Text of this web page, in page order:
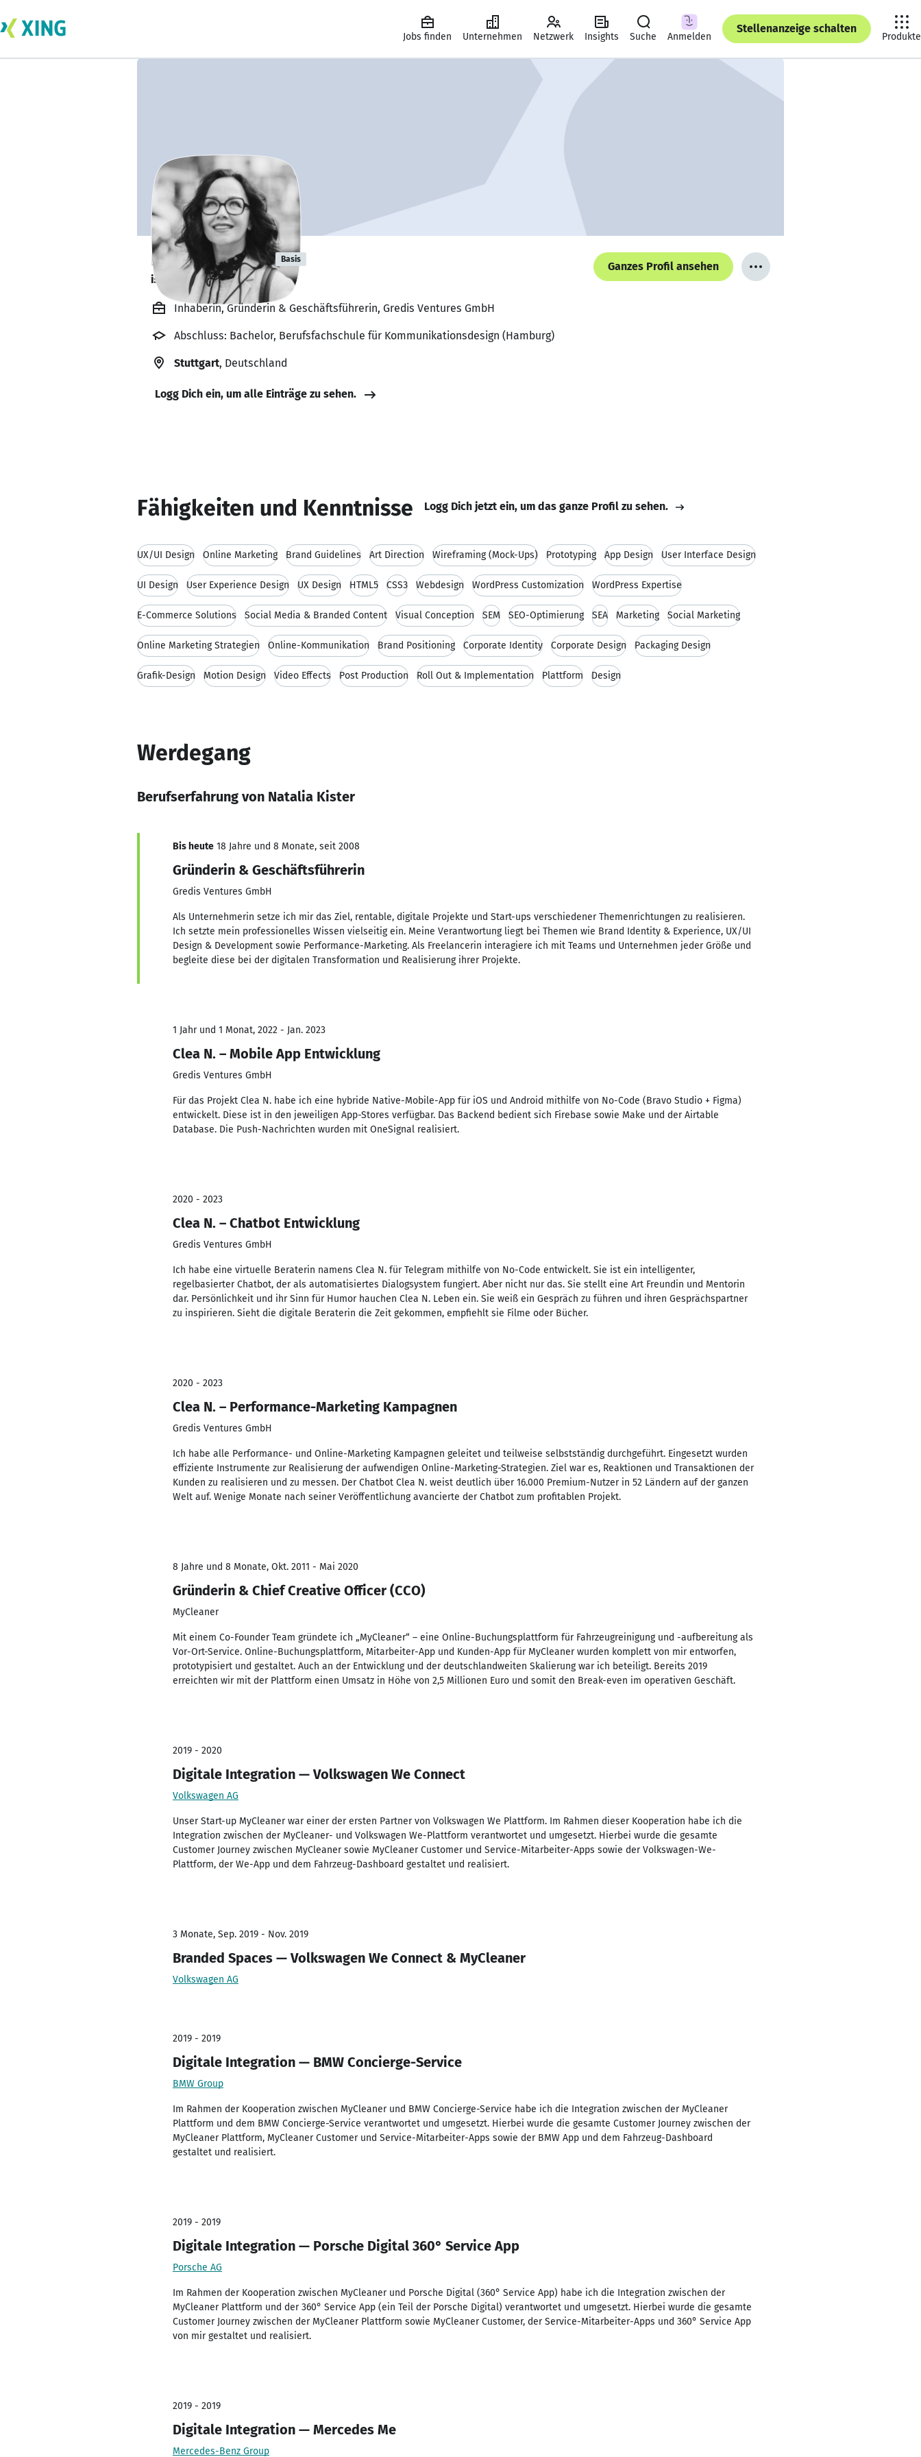
Jobs finden Unternehmen Netzwerk Insights Suche Anmelden
Stellenanzeige schalten
Produkte
Natalia Kister Basis
ist offen für Projekte. 🔎
Ganzes Profil ansehen
Inhaberin, Gründerin & Geschäftsführerin, Gredis Ventures GmbH
Abschluss: Bachelor, Berufsfachschule für Kommunikationsdesign (Hamburg)
Stuttgart, Deutschland
Logg Dich ein, um alle Einträge zu sehen.
Fähigkeiten und Kenntnisse Logg Dich jetzt ein, um das ganze Profil zu sehen.
UX/UI Design Online Marketing Brand Guidelines Art Direction Wireframing (Mock-Ups) Prototyping App Design User Interface Design
UI Design User Experience Design UX Design HTML5 CSS3 Webdesign WordPress Customization WordPress Expertise
E-Commerce Solutions Social Media & Branded Content Visual Conception SEM SEO-Optimierung SEA Marketing Social Marketing
Online Marketing Strategien Online-Kommunikation Brand Positioning Corporate Identity Corporate Design Packaging Design
Grafik-Design Motion Design Video Effects Post Production Roll Out & Implementation Plattform Design
Werdegang
Berufserfahrung von Natalia Kister
Bis heute 18 Jahre und 8 Monate, seit 2008
Gründerin & Geschäftsführerin
Gredis Ventures GmbH
Als Unternehmerin setze ich mir das Ziel, rentable, digitale Projekte und Start-ups verschiedener Themenrichtungen zu realisieren.
Ich setzte mein professionelles Wissen vielseitig ein. Meine Verantwortung liegt bei Themen wie Brand Identity & Experience, UX/UI
Design & Development sowie Performance-Marketing. Als Freelancerin interagiere ich mit Teams und Unternehmen jeder Größe und
begleite diese bei der digitalen Transformation und Realisierung ihrer Projekte.
1 Jahr und 1 Monat, 2022 - Jan. 2023
Clea N. – Mobile App Entwicklung
Gredis Ventures GmbH
Für das Projekt Clea N. habe ich eine hybride Native-Mobile-App für iOS und Android mithilfe von No-Code (Bravo Studio + Figma)
entwickelt. Diese ist in den jeweiligen App-Stores verfügbar. Das Backend bedient sich Firebase sowie Make und der Airtable
Database. Die Push-Nachrichten wurden mit OneSignal realisiert.
2020 - 2023
Clea N. – Chatbot Entwicklung
Gredis Ventures GmbH
Ich habe eine virtuelle Beraterin namens Clea N. für Telegram mithilfe von No-Code entwickelt. Sie ist ein intelligenter,
regelbasierter Chatbot, der als automatisiertes Dialogsystem fungiert. Aber nicht nur das. Sie stellt eine Art Freundin und Mentorin
dar. Persönlichkeit und ihr Sinn für Humor hauchen Clea N. Leben ein. Sie weiß ein Gespräch zu führen und ihren Gesprächspartner
zu inspirieren. Sieht die digitale Beraterin die Zeit gekommen, empfiehlt sie Filme oder Bücher.
2020 - 2023
Clea N. – Performance-Marketing Kampagnen
Gredis Ventures GmbH
Ich habe alle Performance- und Online-Marketing Kampagnen geleitet und teilweise selbstständig durchgeführt. Eingesetzt wurden
effiziente Instrumente zur Realisierung der aufwendigen Online-Marketing-Strategien. Ziel war es, Reaktionen und Transaktionen der
Kunden zu realisieren und zu messen. Der Chatbot Clea N. weist deutlich über 16.000 Premium-Nutzer in 52 Ländern auf der ganzen
Welt auf. Wenige Monate nach seiner Veröffentlichung avancierte der Chatbot zum profitablen Projekt.
8 Jahre und 8 Monate, Okt. 2011 - Mai 2020
Gründerin & Chief Creative Officer (CCO)
MyCleaner
Mit einem Co-Founder Team gründete ich „MyCleaner“ – eine Online-Buchungsplattform für Fahrzeugreinigung und -aufbereitung als
Vor-Ort-Service. Online-Buchungsplattform, Mitarbeiter-App und Kunden-App für MyCleaner wurden komplett von mir entworfen,
prototypisiert und gestaltet. Auch an der Entwicklung und der deutschlandweiten Skalierung war ich beteiligt. Bereits 2019
erreichten wir mit der Plattform einen Umsatz in Höhe von 2,5 Millionen Euro und somit den Break-even im operativen Geschäft.
2019 - 2020
Digitale Integration — Volkswagen We Connect
Volkswagen AG
Unser Start-up MyCleaner war einer der ersten Partner von Volkswagen We Plattform. Im Rahmen dieser Kooperation habe ich die
Integration zwischen der MyCleaner- und Volkswagen We-Plattform verantwortet und umgesetzt. Hierbei wurde die gesamte
Customer Journey zwischen MyCleaner sowie MyCleaner Customer und Service-Mitarbeiter-Apps sowie der Volkswagen-We-
Plattform, der We-App und dem Fahrzeug-Dashboard gestaltet und realisiert.
3 Monate, Sep. 2019 - Nov. 2019
Branded Spaces — Volkswagen We Connect & MyCleaner
Volkswagen AG
2019 - 2019
Digitale Integration — BMW Concierge-Service
BMW Group
Im Rahmen der Kooperation zwischen MyCleaner und BMW Concierge-Service habe ich die Integration zwischen der MyCleaner
Plattform und dem BMW Concierge-Service verantwortet und umgesetzt. Hierbei wurde die gesamte Customer Journey zwischen der
MyCleaner Plattform, MyCleaner Customer und Service-Mitarbeiter-Apps sowie der BMW App und dem Fahrzeug-Dashboard
gestaltet und realisiert.
2019 - 2019
Digitale Integration — Porsche Digital 360° Service App
Porsche AG
Im Rahmen der Kooperation zwischen MyCleaner und Porsche Digital (360° Service App) habe ich die Integration zwischen der
MyCleaner Plattform und der 360° Service App (ein Teil der Porsche Digital) verantwortet und umgesetzt. Hierbei wurde die gesamte
Customer Journey zwischen der MyCleaner Plattform sowie MyCleaner Customer, der Service-Mitarbeiter-Apps und 360° Service App
von mir gestaltet und realisiert.
2019 - 2019
Digitale Integration — Mercedes Me
Mercedes-Benz Group